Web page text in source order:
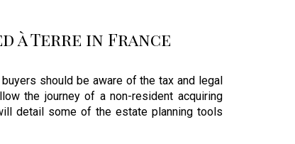
à Terre in France
should be aware of the tax and legal
the journey of a non-resident acquiring
detail some of the estate planning tools